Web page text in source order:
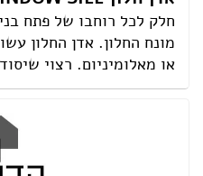
חלק לכל רוחבו של פתח
מונח החלון. אדן החלון
או מאלומיניום. רצוי